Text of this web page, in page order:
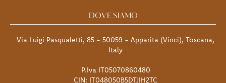
DOVE SIAMO
Via Luigi Pasqualetti, 85 - 50059 - Apparita (Vinci), Toscana,
Italy
P.Iva IT05070860480
CIN: IT048050B5DTJIH2TC